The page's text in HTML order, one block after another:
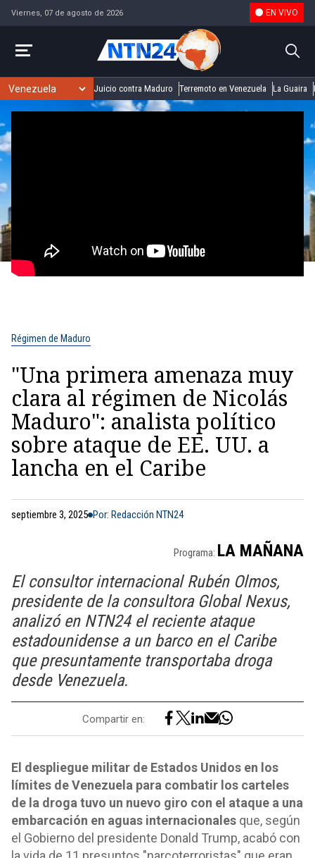
Viernes, 07 de agosto de 2026 EN VIVO
Juicio contra Maduro Terremoto en Venezuela La Guaira
Régimen de Maduro
"Una primera amenaza muy
clara al régimen de Nicolás
Maduro": analista político
sobre ataque de EE. UU. a
lancha en el Caribe
septiembre 3, 2025 Por: Redacción NTN24
Programa: LA MAÑANA
El consultor internacional Rubén Olmos,
presidente de la consultora Global Nexus,
analizó en NTN24 el reciente ataque
estadounidense a un barco en el Caribe
que presuntamente transportaba droga
desde Venezuela.
Compartir en:
El despliegue militar de Estados Unidos en los
límites de Venezuela para combatir los carteles
de la droga tuvo un nuevo giro con el ataque a una
embarcación en aguas internacionales que, según
el Gobierno del presidente Donald Trump, acabó con